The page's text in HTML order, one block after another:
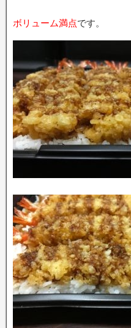
ボリューム満点です。